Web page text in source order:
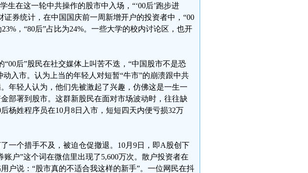
生在这一轮中共操作的股市中入场，“‘00后’跑步进
券统计，在中国国庆前一周新增开户的投资者中，“00
，“80后”占比为24%。一些大学的校内讨论区，也开
后”股民在社交媒体上叫苦不迭，“中国股市不是恐
入市。认为上当的年轻人对短暂“牛市”的崩溃跟中共
年轻人认为，他们先被激起了兴趣，仿佛这是一生一
部署到股市。这群新股民在面对市场波动时，往往缺
杨姓程序员在10月8日入市，短短四天内便亏损32万
一个措手不及，被迫仓促撤退。10月9日，即A股创下
户”这个词在微信里出现了5,600万次。散户投资者在
户说：“股市真的不适合我这样的新手”。一位网民在抖